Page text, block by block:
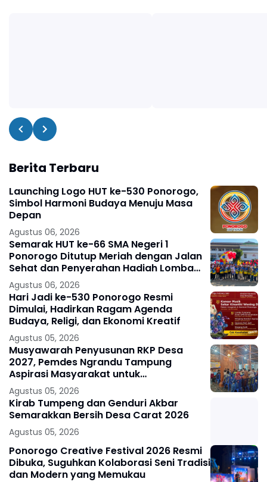
Berita Terbaru
Launching Logo HUT ke-530 Ponorogo,
Simbol Harmoni Budaya Menuju Masa
Depan
Agustus 06, 2026
Semarak HUT ke-66 SMA Negeri 1
Ponorogo Ditutup Meriah dengan Jalan
Sehat dan Penyerahan Hadiah Lomba
Ponorogo – Puncak peringatan Hari
Ulang
Agustus 06, 2026
Hari Jadi ke-530 Ponorogo Resmi
Dimulai, Hadirkan Ragam Agenda
Budaya, Religi, dan Ekonomi Kreatif
Agustus 05, 2026
Musyawarah Penyusunan RKP Desa
2027, Pemdes Ngrandu Tampung
Aspirasi Masyarakat untuk
Pembangunan Berkelanjutan
Agustus 05, 2026
Kirab Tumpeng dan Genduri Akbar
Semarakkan Bersih Desa Carat 2026
Agustus 05, 2026
Ponorogo Creative Festival 2026 Resmi
Dibuka, Suguhkan Kolaborasi Seni Tradisi
dan Modern yang Memukau